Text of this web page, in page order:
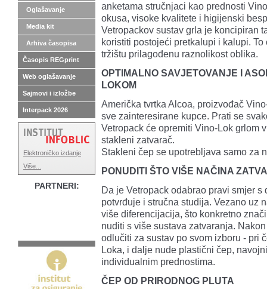
anketama stručnjaci kao prednosti
okusa, visoke kvalitete i higijenski
Vetropackov sustav grla je koncipiran
koristiti postojeći pretkalupi i kalupi.
tržištu prilagođenu raznolikost oblika.
OPTIMALNO SAVJETOVANJE I
LOKOM
Američka tvrtka Alcoa, proizvođač
sve zainteresirane kupce. Prati se
Vetropack će opremiti Vino-Lok grlom
stakleni zatvarač.
Stakleni čep se upotrebljava samo za
PONUDITI ŠTO VIŠE NAČINA
Da je Vetropack odabrao pravi smjer
potvrđuje i stručna studija. Vezano uz
više diferencijacija, što konkretno
nuditi s više sustava zatvaranja.
odlučiti za sustav po svom izboru - pri
Loka, i dalje nude plastični čep,
individualnim prednostima.
ČEP OD PRIRODNOG PLUTA
Oglašavanje
Media kit
Arhiva časopisa
Časopis REGprint
Web oglašavanje
Sajmovi i izložbe
Interpack 2026
Elektroničko izdanje
Više...
PARTNERI: